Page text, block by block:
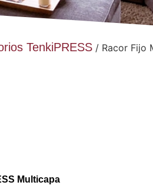
TenkiPRESS / Racor Fijo
Multicapa